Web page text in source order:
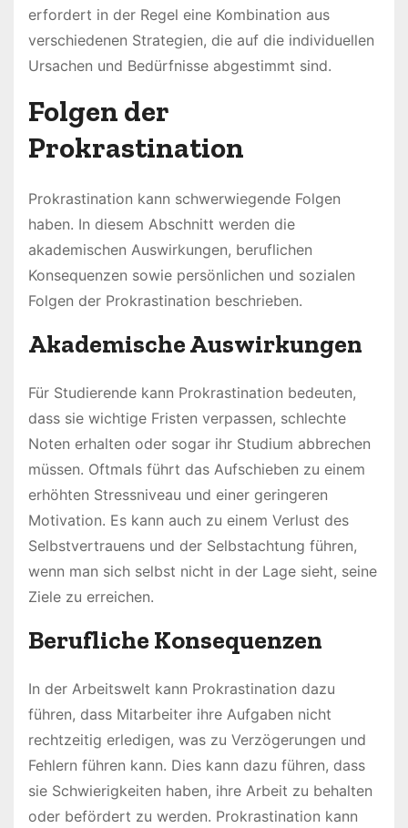
erfordert in der Regel eine Kombination aus
verschiedenen Strategien, die auf die individuellen
Ursachen und Bedürfnisse abgestimmt sind.
Folgen der
Prokrastination
Prokrastination kann schwerwiegende Folgen
haben. In diesem Abschnitt werden die
akademischen Auswirkungen, beruflichen
Konsequenzen sowie persönlichen und sozialen
Folgen der Prokrastination beschrieben.
Akademische Auswirkungen
Für Studierende kann Prokrastination bedeuten,
dass sie wichtige Fristen verpassen, schlechte
Noten erhalten oder sogar ihr Studium abbrechen
müssen. Oftmals führt das Aufschieben zu einem
erhöhten Stressniveau und einer geringeren
Motivation. Es kann auch zu einem Verlust des
Selbstvertrauens und der Selbstachtung führen,
wenn man sich selbst nicht in der Lage sieht, seine
Ziele zu erreichen.
Berufliche Konsequenzen
In der Arbeitswelt kann Prokrastination dazu
führen, dass Mitarbeiter ihre Aufgaben nicht
rechtzeitig erledigen, was zu Verzögerungen und
Fehlern führen kann. Dies kann dazu führen, dass
sie Schwierigkeiten haben, ihre Arbeit zu behalten
oder befördert zu werden. Prokrastination kann